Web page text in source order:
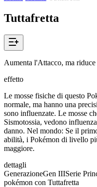
Tuttafretta
Aumenta l'Attacco, ma riduce
effetto
Le mosse fisiche di questo
normale, ma hanno una
sono influenzate. Le mosse
Sismotossia, vedono
danno. Nel mondo: Se il
abilità, i Pokémon di livello
maggiore.
dettagli
GenerazioneGen IIISerie
pokémon con Tuttafretta